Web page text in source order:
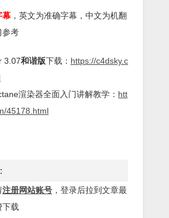
幕 ，英文为准确字幕，中文为机翻
参考
3.07和谐版下载： https://c4dsky.c
渲染器全面入门讲解教学： htt
45178.html
注册网站账号 ，登录后拉到文章最
下载